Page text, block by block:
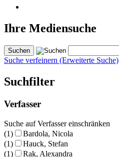
Ihre Mediensuche
Suche verfeinern (Erweiterte Suche)
Suchfilter
Verfasser
Suche auf Verfasser einschränken
(1)
Bardola, Nicola
(1)
Hauck, Stefan
(1)
Rak, Alexandra